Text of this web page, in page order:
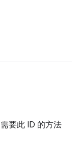
要此 ID 的方法